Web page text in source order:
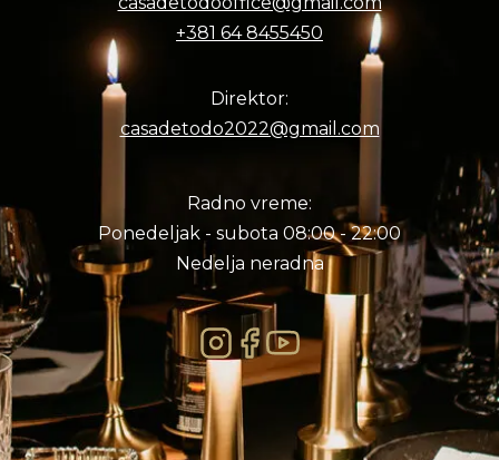
+381 64 8455450
Direktor:
casadetodo2022@gmail.com
Radno vreme:
Ponedeljak - subota 08:00 - 22:00
Nedelja neradna